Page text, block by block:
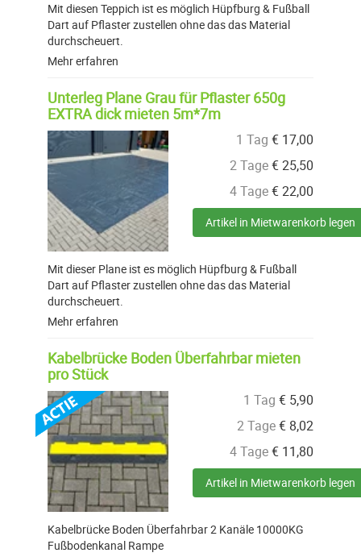
Mit diesen Teppich ist es möglich Hüpfburg & Fußball
Dart auf Pflaster zustellen ohne das das Material
durchscheuert.
Mehr erfahren
Unterleg Plane Grau für Pflaster 650g
EXTRA dick mieten 5m*7m
1 Tag € 17,00
2 Tage€25,50
4 Tage€22,00
Artikel in Mietwarenkorb legen
Mit dieser Plane ist es möglich Hüpfburg & Fußball
Dart auf Pflaster zustellen ohne das das Material
durchscheuert.
Mehr erfahren
Kabelbrücke Boden Überfahrbar mieten
pro Stück
1 Tag € 5,90
2 Tage€ 8,02
4 Tage€ 11,80
Artikel in Mietwarenkorb legen
Kabelbrücke Boden Überfahrbar 2 Kanäle 10000KG
Fußbodenkanal Rampe